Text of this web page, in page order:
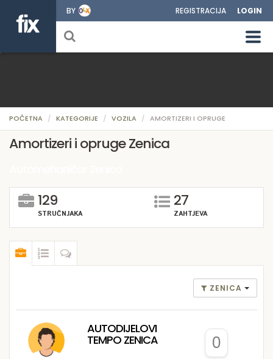
BY REGISTRACIJA LOGIN
POČETNA KATEGORIJE VOZILA AMORTIZERI I OPRUGE
Amortizeri i opruge Zenica
129
STRUČNJAKA
27
ZAHTJEVA
ZENICA
AUTODIJELOVI
TEMPO ZENICA 0